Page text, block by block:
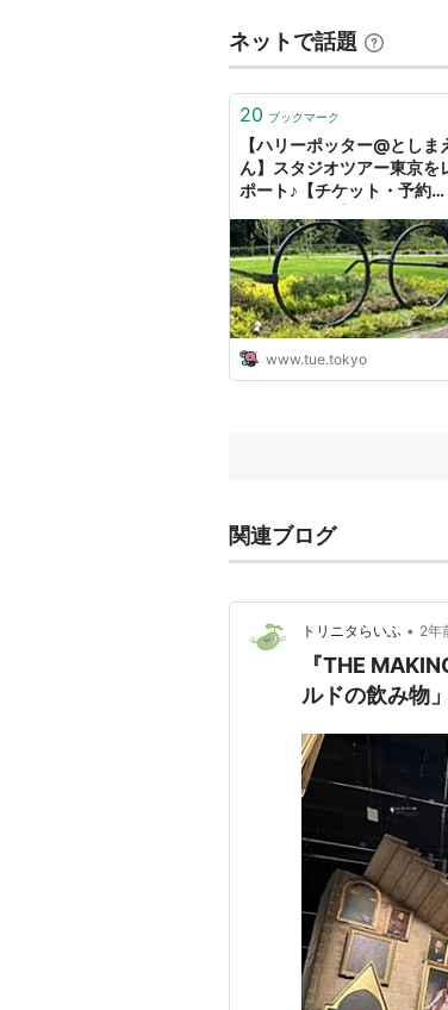
ネットで話題
20 ブックマーク
【ハリーポッター@としま
ん】スタジオツアー東京を
ポート♪【チケット・予約時
noie
www.tue.tokyo
関連ブログ
トリニタらいふ • 2年
『THE
ルドの飲み物